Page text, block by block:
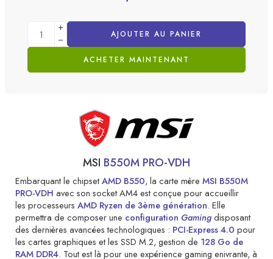
AJOUTER AU PANIER
ACHETER MAINTENANT
MSI B550M PRO-VDH
Embarquant le chipsetAMD B550, la carte mère MSI B550M
PRO-VDH avec son socket AM4 est conçue pour accueillir
les processeurs AMD Ryzen de 3ème génération. Elle
permettra de composer une configuration Gamingdisposant
des dernières avancées technologiques : PCI-Express 4.0 pour
les cartes graphiques et les SSD M.2, gestion de 128 Go de
RAM DDR4. Tout est là pour une expérience gaming enivrante, à